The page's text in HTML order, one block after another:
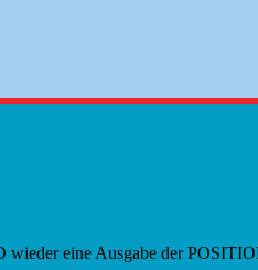
eine Ausgabe der